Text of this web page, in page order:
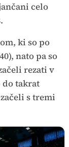
celo
ki so po
nato pa so
rezati v
do takrat
s tremi